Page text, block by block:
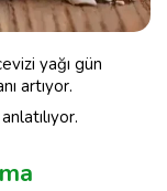
yağı gün
artıyor.